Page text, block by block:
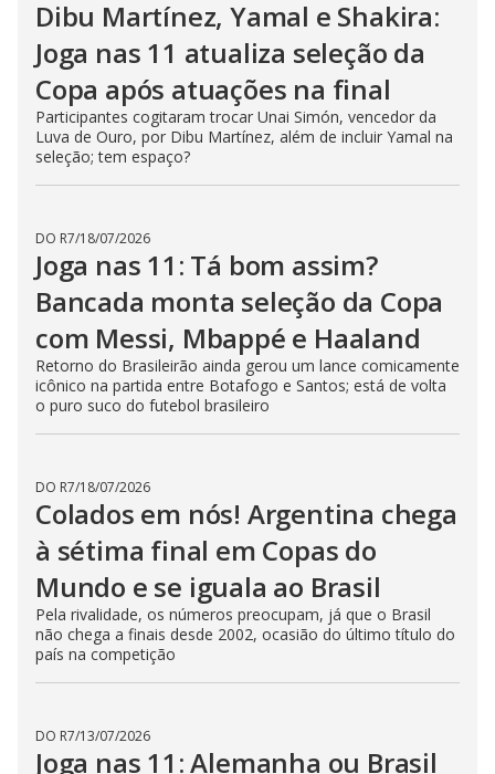
Dibu Martínez, Yamal e Shakira:
Joga nas 11 atualiza seleção da
Copa após atuações na final
Participantes cogitaram trocar Unai Simón, vencedor da
Luva de Ouro, por Dibu Martínez, além de incluir Yamal na
seleção; tem espaço?
DO R7/18/07/2026
Joga nas 11: Tá bom assim?
Bancada monta seleção da Copa
com Messi, Mbappé e Haaland
Retorno do Brasileirão ainda gerou um lance comicamente
icônico na partida entre Botafogo e Santos; está de volta
o puro suco do futebol brasileiro
DO R7/18/07/2026
Colados em nós! Argentina chega
à sétima final em Copas do
Mundo e se iguala ao Brasil
Pela rivalidade, os números preocupam, já que o Brasil
não chega a finais desde 2002, ocasião do último título do
país na competição
DO R7/13/07/2026
Joga nas 11: Alemanha ou Brasil